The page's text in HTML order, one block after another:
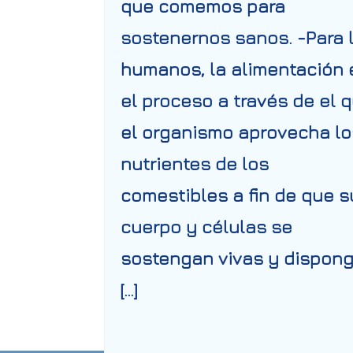
que comemos para
sostenernos sanos. -Para
humanos, la alimentación
el proceso a través de el
el organismo aprovecha
nutrientes de los
comestibles a fin de que
cuerpo y células se
sostengan vivas y
[…]